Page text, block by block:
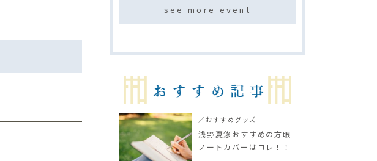
ライン)
see more event
／おすすめグッズ
浅野夏悠おすすめの方眼
ノートカバーはコレ！！